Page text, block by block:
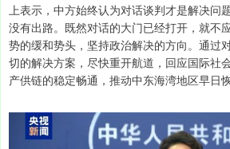
上表示，中方始终认为对话谈判才是解决问
没有出路。既然对话的大门已经打开，就不
势的缓和势头，坚持政治解决的方向。通过
切的解决方案，尽快重开航道，回应国际社
产供链的稳定畅通，推动中东海湾地区早日